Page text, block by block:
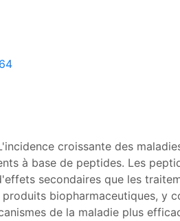
croissante des
à base de peptides. Les
secondaires que les
produits biopharmaceutiques, y
de la maladie plus